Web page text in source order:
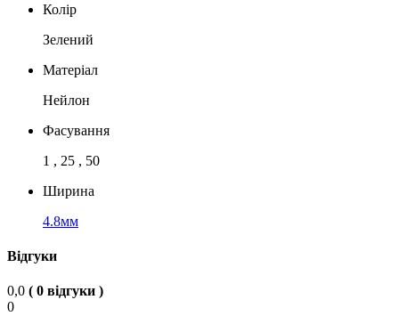
Колір
Зелений
Матеріал
Нейлон
Фасування
1 , 25 , 50
Ширина
4.8мм
Відгуки
0,0 ( 0 відгуки )
0